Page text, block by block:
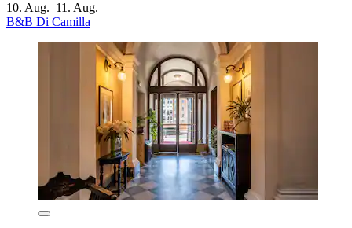
10. Aug.–11. Aug.
B&B Di Camilla